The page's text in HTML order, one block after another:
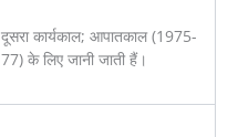
दूसरा कार्यकाल; आपातकाल (1975-
77) के लिए जानी जाती हैं।